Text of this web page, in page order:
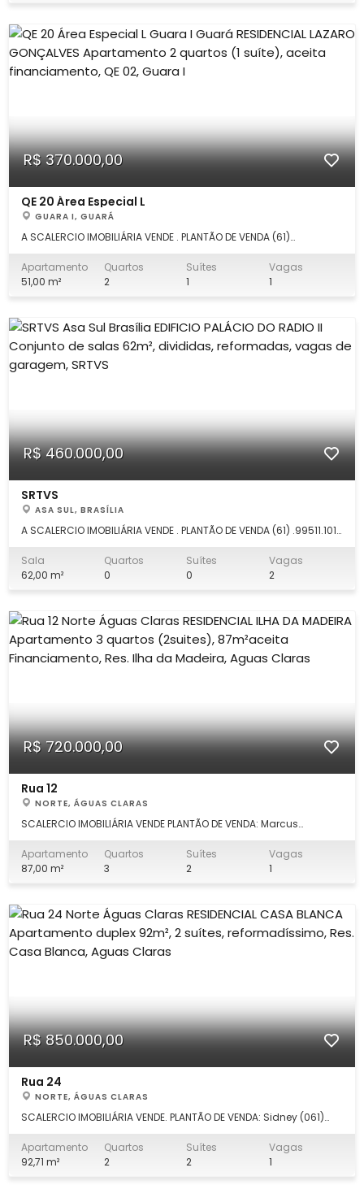
R$ 370.000,00
QE 20 Área Especial L
GUARA I, GUARÁ
A SCALERCIO IMOBILIÁRIA VENDE . PLANTÃO DE VENDA (61)
Apartamento de 62m² , com as seguintes características:
DETALHES: Sala, varanda, 2 quartos ( 1 suíte), cozinha planejada
Apartamento
51,00 m²
Quartos
2
Suítes
1
Vagas
1
R$ 460.000,00
SRTVS
ASA SUL, BRASÍLIA
A SCALERCIO IMOBILIÁRIA VENDE . PLANTÃO DE VENDA (61) .99511.1010
características: DETALHES: dividas com recepção, 2 salas com
banheiros privativos, copa com armários, piso em granito,
Sala
62,00 m²
Quartos
0
Suítes
0
Vagas
2
R$ 720.000,00
Rua 12
NORTE, ÁGUAS CLARAS
SCALERCIO IMOBILIÁRIA VENDE PLANTÃO DE VENDA: Marcus
seguintes características: Sala 2 ambientes, cozinha planejada
com armários, 3 quartos (2 suítes ricos em armários e ar
Apartamento
87,00 m²
Quartos
3
Suítes
2
Vagas
1
R$ 850.000,00
Rua 24
NORTE, ÁGUAS CLARAS
SCALERCIO IMOBILIÁRIA VENDE. PLANTÃO DE VENDA: Sidney (061)
reformadíssimo, com as seguintes características: 1º piso:
Sala( painel de TV ripado, ar condicionado, cristaleira, projeto
Apartamento
92,71 m²
Quartos
2
Suítes
2
Vagas
1